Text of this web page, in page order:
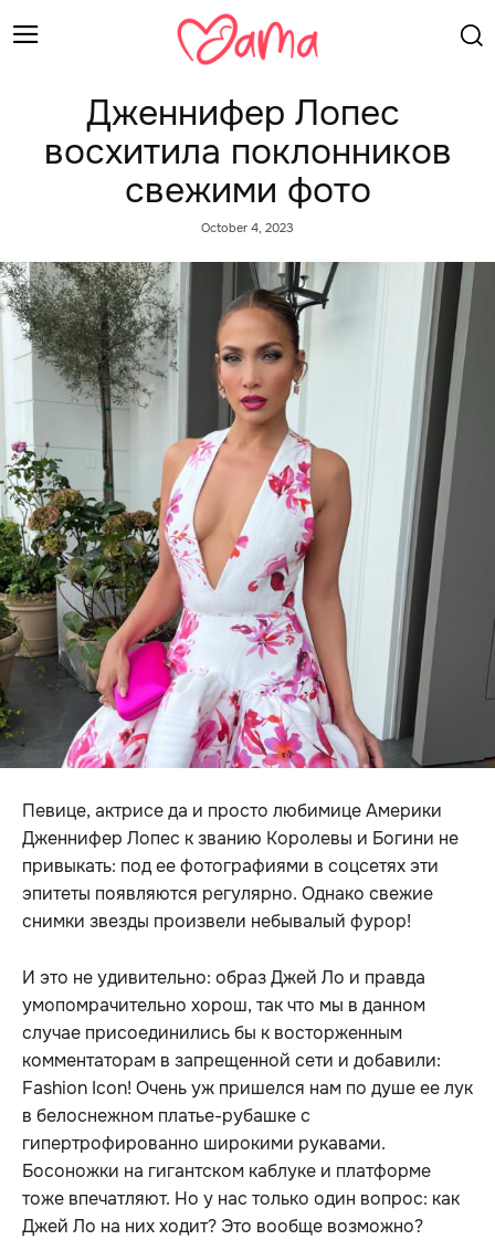
Дженнифер Лопес
восхитила поклонников
свежими фото
October 4, 2023
Певице, актрисе да и просто любимице Америки
Дженнифер Лопес к званию Королевы и Богини не
привыкать: под ее фотографиями в соцсетях эти
эпитеты появляются регулярно. Однако свежие
снимки звезды произвели небывалый фурор!
И это не удивительно: образ Джей Ло и правда
умопомрачительно хорош, так что мы в данном
случае присоединились бы к восторженным
комментаторам в запрещенной сети и добавили:
Fashion Icon! Очень уж пришелся нам по душе ее лук
в белоснежном платье-рубашке с
гипертрофированно широкими рукавами.
Босоножки на гигантском каблуке и платформе
тоже впечатляют. Но у нас только один вопрос: как
Джей Ло на них ходит? Это вообще возможно?